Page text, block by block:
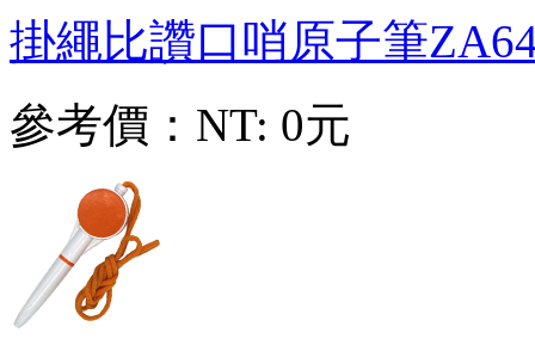
掛繩比讚口哨原子筆
參考價： NT: 0元